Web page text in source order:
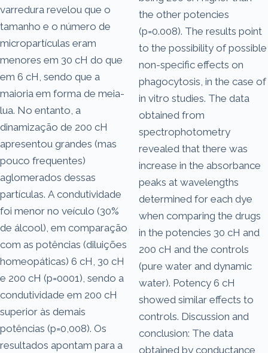
varredura revelou que o
tamanho e o número de
micropartículas eram
menores em 30 cH do que
em 6 cH, sendo que a
maioria em forma de meia-
lua. No entanto, a
dinamização de 200 cH
apresentou grandes (mas
pouco frequentes)
aglomerados dessas
partículas. A condutividade
foi menor no veículo (30%
de álcool), em comparação
com as potências (diluições
homeopáticas) 6 cH, 30 cH
e 200 cH (p=0001), sendo a
condutividade em 200 cH
superior às demais
potências (p=0,008). Os
resultados apontam para a
the other potencies
(p=0.008). The results point
to the possibility of possible
non-specific effects on
phagocytosis, in the case of
in vitro studies. The data
obtained from
spectrophotometry
revealed that there was
increase in the absorbance
peaks at wavelengths
determined for each dye
when comparing the drugs
in the potencies 30 cH and
200 cH and the controls
(pure water and dynamic
water). Potency 6 cH
showed similar effects to
controls. Discussion and
conclusion: The data
obtained by conductance